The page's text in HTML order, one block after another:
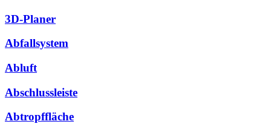
3D-Planer
Abfallsystem
Abluft
Abschlussleiste
Abtropffläche